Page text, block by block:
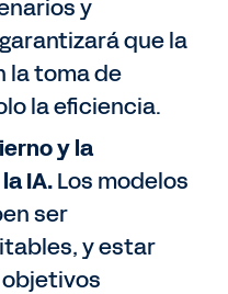
y
que la
la toma de
la eficiencia.
y la
IA.Los modelos
ser
y estar